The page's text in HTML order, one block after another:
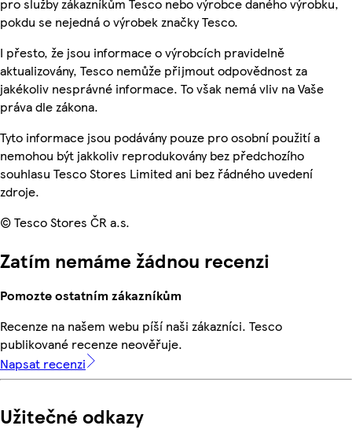
pro služby zákazníkům Tesco nebo výrobce daného výrobku,
pokdu se nejedná o výrobek značky Tesco.
I přesto, že jsou informace o výrobcích pravidelně
aktualizovány, Tesco nemůže přijmout odpovědnost za
jakékoliv nesprávné informace. To však nemá vliv na Vaše
práva dle zákona.
Tyto informace jsou podávány pouze pro osobní použití a
nemohou být jakkoliv reprodukovány bez předchozího
souhlasu Tesco Stores Limited ani bez řádného uvedení
zdroje.
© Tesco Stores ČR a.s.
Zatím nemáme žádnou recenzi
Pomozte ostatním zákazníkům
Recenze na našem webu píší naši zákazníci. Tesco
publikované recenze neověřuje.
Napsat recenzi
Užitečné odkazy